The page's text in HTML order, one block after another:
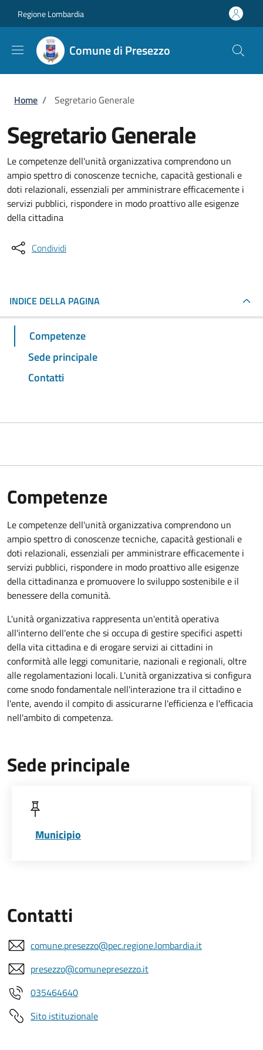
Regione Lombardia
Comune di Presezzo
Briciole di pane
Home / Segretario Generale
Segretario Generale
Le competenze dell'unità organizzativa comprendono un
ampio spettro di conoscenze tecniche, capacità gestionali e
doti relazionali, essenziali per amministrare efficacemente i
servizi pubblici, rispondere in modo proattivo alle esigenze
della cittadina
Condividi
INDICE DELLA PAGINA
Competenze
Sede principale
Contatti
Competenze
Le competenze dell'unità organizzativa comprendono un
ampio spettro di conoscenze tecniche, capacità gestionali e
doti relazionali, essenziali per amministrare efficacemente i
servizi pubblici, rispondere in modo proattivo alle esigenze
della cittadinanza e promuovere lo sviluppo sostenibile e il
benessere della comunità.
L'unità organizzativa rappresenta un'entità operativa
all'interno dell'ente che si occupa di gestire specifici aspetti
della vita cittadina e di erogare servizi ai cittadini in
conformità alle leggi comunitarie, nazionali e regionali, oltre
alle regolamentazioni locali. L'unità organizzativa si configura
come snodo fondamentale nell'interazione tra il cittadino e
l'ente, avendo il compito di assicurarne l'efficienza e l'efficacia
nell'ambito di competenza.
Sede principale
Municipio
Contatti
comune.presezzo@pec.regione.lombardia.it
presezzo@comunepresezzo.it
035464640
Sito istituzionale